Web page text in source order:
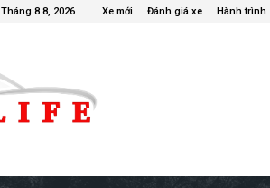
8 8, 2026 Xe mới Đánh giá xe Hành trình